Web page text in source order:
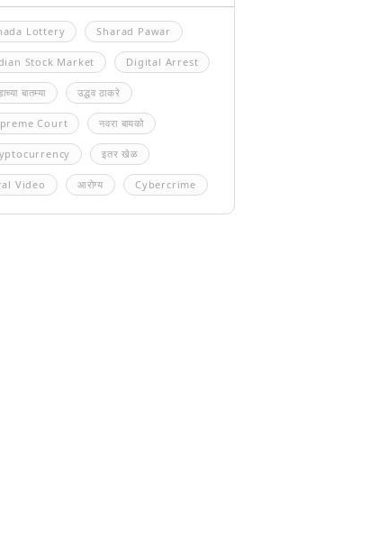
Lottery Sharad Pawar
Stock Market Digital Arrest
बातम्या उद्धव ठाकरे
Court नवरा बायको
इतर खेळ
Video आरोग्य Cybercrime